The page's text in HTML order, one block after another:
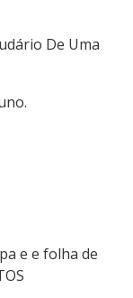
De Uma
89
e e folha de